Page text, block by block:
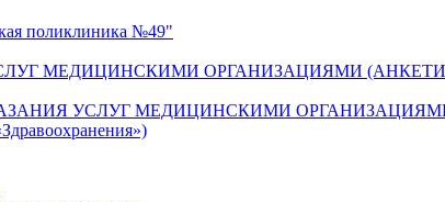
поликлиника №49"
МЕДИЦИНСКИМИ ОРГАНИЗАЦИЯМИ
УСЛУГ МЕДИЦИНСКИМИ